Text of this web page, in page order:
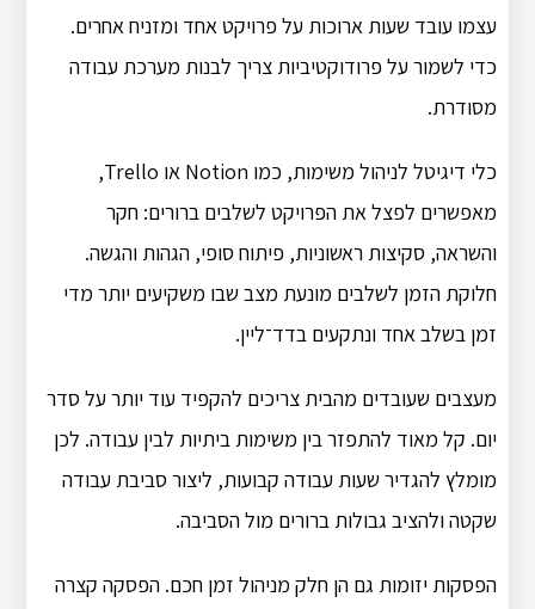
עצמו עובד שעות ארוכות על פרויקט אחד ומזניח אחרים.
כדי לשמור על פרודוקטיביות צריך לבנות מערכת עבודה
מסודרת.
כלי דיגיטל לניהול משימות, כמו Notion או Trello,
מאפשרים לפצל את הפרויקט לשלבים ברורים: חקר
והשראה, סקיצות ראשוניות, פיתוח סופי, הגהות והגשה.
חלוקת הזמן לשלבים מונעת מצב שבו משקיעים יותר מדי
זמן בשלב אחד ונתקעים בדד־ליין.
מעצבים שעובדים מהבית צריכים להקפיד עוד יותר על סדר
יום. קל מאוד להתפזר בין משימות ביתיות לבין עבודה. לכן
מומלץ להגדיר שעות עבודה קבועות, ליצור סביבת עבודה
שקטה ולהציב גבולות ברורים מול הסביבה.
הפסקות יזומות גם הן חלק מניהול זמן חכם. הפסקה קצרה